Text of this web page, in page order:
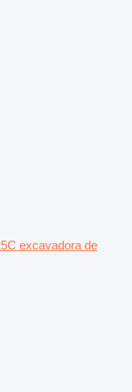
excavadora de